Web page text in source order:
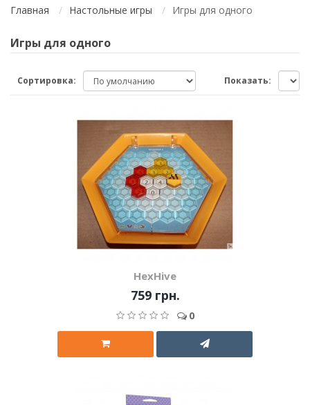
Главная Настольные игры Игры для одного
Игры для одного
Сортировка: Показать:
HexHive
759 грн.
0